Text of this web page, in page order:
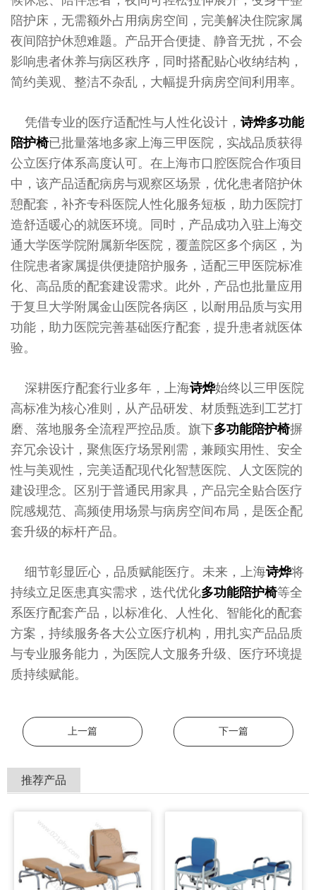
陪护床，无需额外占用病房空间，完美解决住院家属
夜间陪护休憩难题。产品开合便捷、静音无扰，不会
影响患者休养与病区秩序，同时搭配贴心收纳结构，
简约美观、整洁不杂乱，大幅提升病房空间利用率。
凭借专业的医疗适配性与人性化设计， 诗烨多功能
陪护椅已批量落地多家上海三甲医院，实战品质获得
公立医疗体系高度认可。在上海市口腔医院合作项目
中，该产品适配病房与观察区场景，优化患者陪护休
憩配套，补齐专科医院人性化服务短板，助力医院打
造舒适暖心的就医环境。同时，产品成功入驻上海交
通大学医学院附属新华医院，覆盖院区多个病区，为
住院患者家属提供便捷陪护服务，适配三甲医院标准
化、高品质的配套建设需求。此外，产品也批量应用
于复旦大学附属金山医院各病区，以耐用品质与实用
功能，助力医院完善基础医疗配套，提升患者就医体
验。
深耕医疗配套行业多年，上海诗烨始终以三甲医院
高标准为核心准则，从产品研发、材质甄选到工艺打
磨、落地服务全流程严控品质。旗下多功能陪护椅摒
弃冗余设计，聚焦医疗场景刚需，兼顾实用性、安全
性与美观性，完美适配现代化智慧医院、人文医院的
建设理念。区别于普通民用家具，产品完全贴合医疗
院感规范、高频使用场景与病房空间布局，是医企配
套升级的标杆产品。
细节彰显匠心，品质赋能医疗。未来，上海诗烨将
持续立足医患真实需求，迭代优化多功能陪护椅等全
系医疗配套产品，以标准化、人性化、智能化的配套
方案，持续服务各大公立医疗机构，用扎实产品品质
与专业服务能力，为医院人文服务升级、医疗环境提
质持续赋能。
上一篇 下一篇
推荐产品